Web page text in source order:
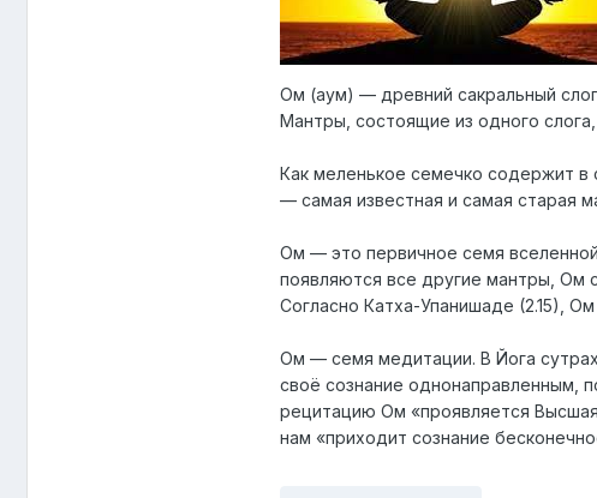
Ом (аум) — древний сакральный
Мантры, состоящие из одного
Как меленькое семечко содержит
— самая известная и самая старая
Ом — это первичное семя
появляются все другие мантры, Ом
Согласно Катха-Упанишаде (2.15),
Ом — семя медитации. В Йога
своё сознание однонаправленным,
рецитацию Ом «проявляется
нам «приходит сознание